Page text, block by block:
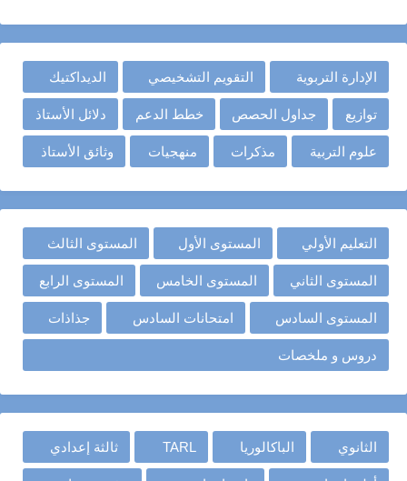
الإدارة التربوية التقويم التشخيصي الديداكتيك
توازيع جداول الحصص خطط الدعم دلائل الأستاذ
علوم التربية مذكرات منهجيات وثائق الأستاذ
التعليم الأولي المستوى الأول المستوى الثالث
المستوى الثاني المستوى الخامس المستوى الرابع
المستوى السادس امتحانات السادس جذاذات
دروس و ملخصات
الثانوي الباكالوريا TARL ثالثة إعدادي